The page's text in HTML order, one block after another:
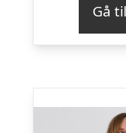
Gå